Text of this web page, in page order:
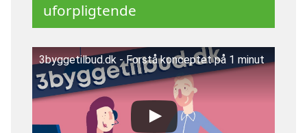
uforpligtende
3byggetilbud.dk - Forstå konceptet på 1 minut